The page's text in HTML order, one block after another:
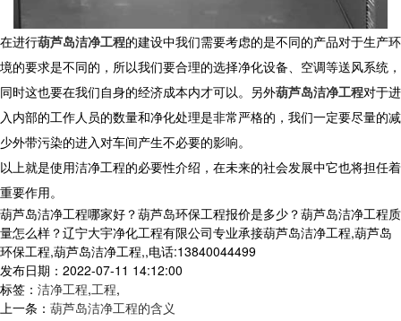
在进行葫芦岛洁净工程的建设中我们需要考虑的是不同的产品对于生产环
境的要求是不同的，所以我们要合理的选择净化设备、空调等送风系统，
同时这也要在我们自身的经济成本内才可以。另外葫芦岛洁净工程对于进
入内部的工作人员的数量和净化处理是非常严格的，我们一定要尽量的减
少外带污染的进入对车间产生不必要的影响。
以上就是使用洁净工程的必要性介绍，在未来的社会发展中它也将担任着
重要作用。
葫芦岛洁净工程哪家好？葫芦岛环保工程报价是多少？葫芦岛洁净工程质
量怎么样？辽宁大宇净化工程有限公司专业承接葫芦岛洁净工程,葫芦岛
环保工程,葫芦岛洁净工程,,电话:13840044499
发布日期：2022-07-11 14:12:00
标签： 洁净工程,工程,
上一条： 葫芦岛洁净工程的含义